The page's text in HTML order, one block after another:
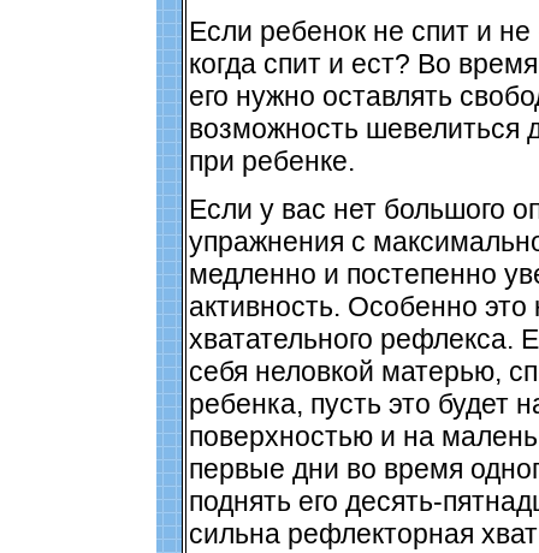
Если ребенок не спит и не
когда спит и ест? Во
его нужно оставлять
возможность шевелиться
при ребенке.
Если у вас нет большого
упражнения с
медленно и постепенно
активность. Особенно это
хватательного рефлекса.
себя неловкой матерью,
ребенка, пусть это будет
поверхностью и на
первые дни во время
поднять его десять-
сильна рефлекторная